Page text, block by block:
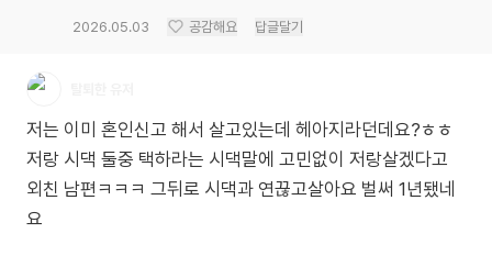
2026.05.03 공감해요 답글달기
저는 이미 혼인신고 해서 살고있는데 헤아지라던데요?ㅎㅎ
저랑 시댁 둘중 택하라는 시댁말에 고민없이 저랑살겠다고
외친 남편ㅋㅋㅋ 그뒤로 시댁과 연끊고살아요 벌써 1년됐네
요